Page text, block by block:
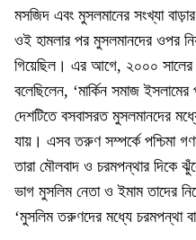
মসজিদ এবং মুসলমানের সংখ্যা
ওই হামলার পর মুসলমানদের ওপর
গিয়েছিল। এর আগে, ২০০০
বলেছিলেন, ‘মার্কিন সমাজ
দেশটিতে বসবাসরত মুসলমানদের
যায়। এসব তরুণ সম্পর্কে পশ্চিমা
তারা মৌলবাদ ও চরমপন্থার দিকে
ভাগ মুসলিম নেতা ও ইমাম তাদের
‘মুসলিম তরুণদের মধ্যে চরমপন্থা